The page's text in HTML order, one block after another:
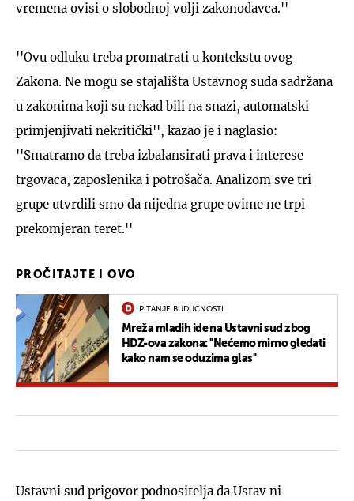
vremena ovisi o slobodnoj volji zakonodavca.''
''Ovu odluku treba promatrati u kontekstu ovog
Zakona. Ne mogu se stajališta Ustavnog suda sadržana
u zakonima koji su nekad bili na snazi, automatski
primjenjivati nekritički'', kazao je i naglasio:
''Smatramo da treba izbalansirati prava i interese
trgovaca, zaposlenika i potrošača. Analizom sve tri
grupe utvrdili smo da nijedna grupe ovime ne trpi
prekomjeran teret.''
PROČITAJTE I OVO
PITANJE BUDUĆNOSTI
Mreža mladih ide na Ustavni sud zbog
HDZ-ova zakona: ''Nećemo mirno gledati
kako nam se oduzima glas''
Ustavni sud prigovor podnositelja da Ustav ni